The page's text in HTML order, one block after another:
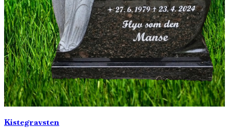
Kistegravsten